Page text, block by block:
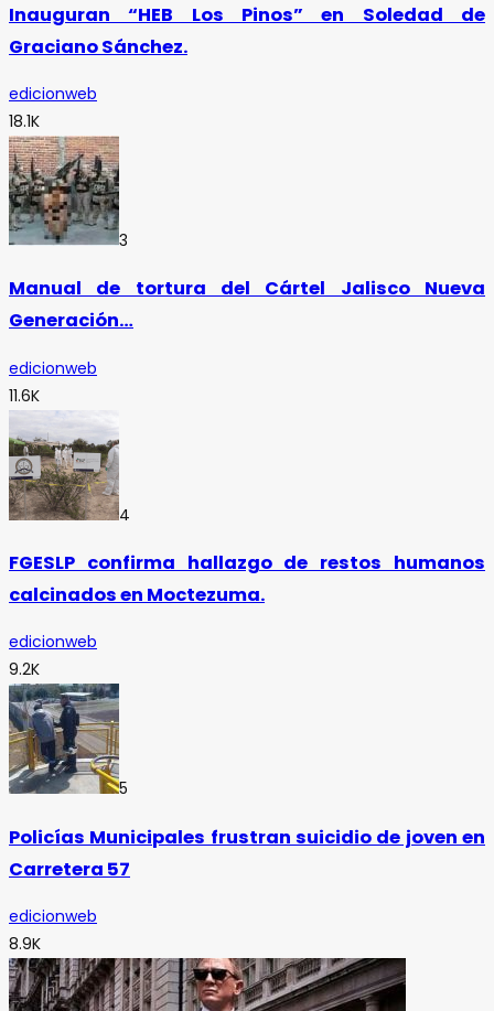
Inauguran “HEB Los Pinos” en Soledad de
Graciano Sánchez.
edicionweb
18.1K
3
Manual de tortura del Cártel Jalisco Nueva
Generación…
edicionweb
11.6K
4
FGESLP confirma hallazgo de restos humanos
calcinados en Moctezuma.
edicionweb
9.2K
5
Policías Municipales frustran suicidio de joven en
Carretera 57
edicionweb
8.9K